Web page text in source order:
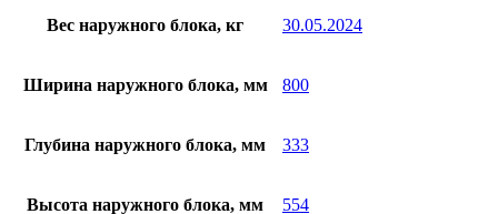
Вес наружного блока, кг 30.05.2024
Ширина наружного блока, мм 800
Глубина наружного блока, мм 333
Высота наружного блока, мм 554